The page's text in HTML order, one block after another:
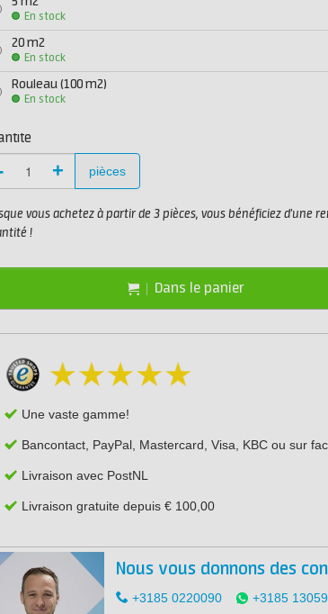
Consommation maxi
En stock
20 m2
En stock
Rouleau (100 m2)
En stock
+ pièces
vous achetez à partir de 3 pièces, vous bénéficiez d'une
!
Dans le panier
Une vaste gamme!
Bancontact, PayPal, Mastercard, Visa, KBC ou sur
Livraison avec PostNL
Livraison gratuite depuis € 100,00
Nous vous donnons des
+3185 0220090 +3185